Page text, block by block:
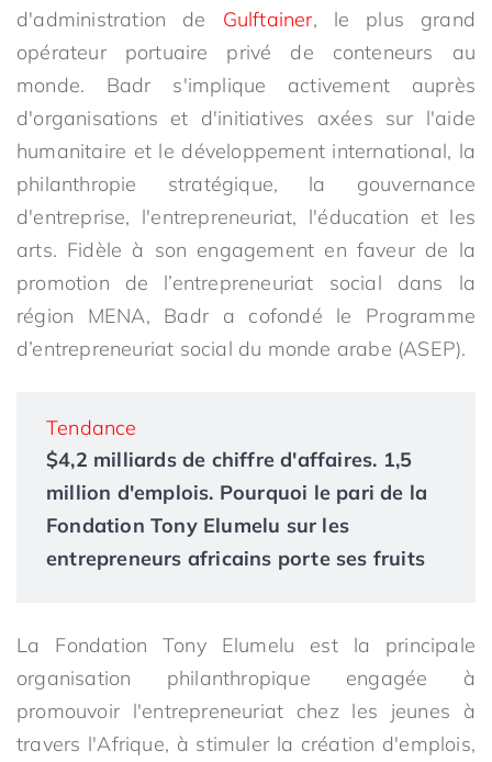
d'administration de Gulftainer, le plus grand
opérateur portuaire privé de conteneurs au
monde. Badr s'implique activement auprès
d'organisations et d'initiatives axées sur l'aide
humanitaire et le développement international, la
philanthropie stratégique, la gouvernance
d'entreprise, l'entrepreneuriat, l'éducation et les
arts. Fidèle à son engagement en faveur de la
promotion de l’entrepreneuriat social dans la
région MENA, Badr a cofondé le Programme
d’entrepreneuriat social du monde arabe (ASEP).
Tendance
$4,2 milliards de chiffre d'affaires. 1,5
million d'emplois. Pourquoi le pari de la
Fondation Tony Elumelu sur les
entrepreneurs africains porte ses fruits
La Fondation Tony Elumelu est la principale
organisation philanthropique engagée à
promouvoir l'entrepreneuriat chez les jeunes à
travers l'Afrique, à stimuler la création d'emplois,